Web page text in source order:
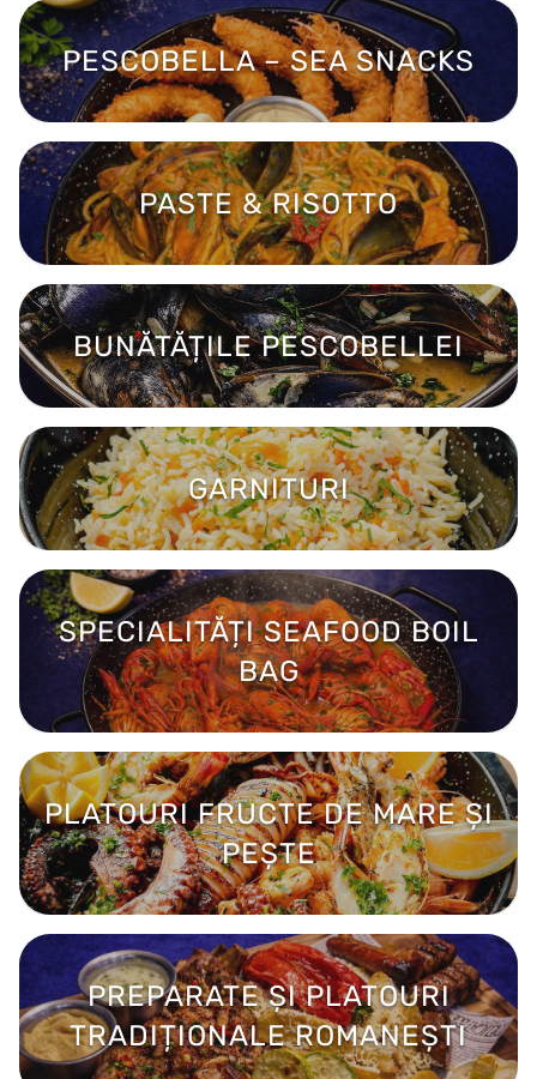
PESCOBELLA – SEA SNACKS
PASTE & RISOTTO
BUNĂTĂȚILE PESCOBELLEI
GARNITURI
SPECIALITĂȚI SEAFOOD BOIL
BAG
PLATOURI FRUCTE DE MARE ȘI
PEȘTE
PREPARATE ȘI PLATOURI
TRADIȚIONALE ROMANEȘTI